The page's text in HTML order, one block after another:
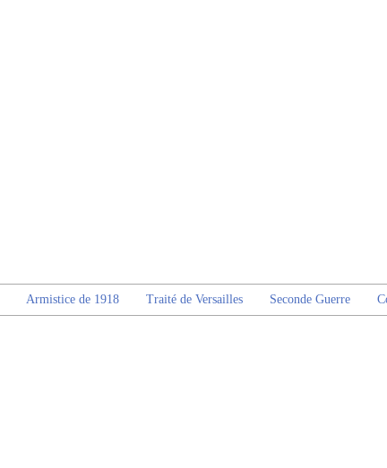
Armistice de 1918 Traité de Versailles Seconde Guerre